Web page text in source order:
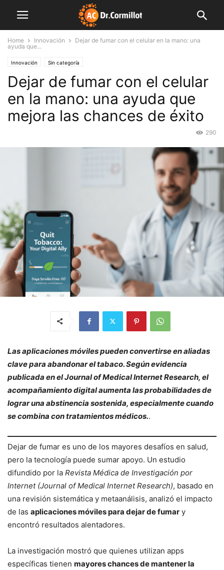
Home Innovación
Dejar de fumar con el celular en la mano: una
ayuda que...
Innovación Sin categoría
Dejar de fumar con el celular
en la mano: una ayuda que
mejora las chances de éxito
290
Las aplicaciones móviles pueden convertirse en aliadas
clave para abandonar el tabaco. Según evidencia
publicada en el Journal of Medical Internet Research, el
acompañamiento digital aumenta las probabilidades de
lograr una abstinencia sostenida, especialmente cuando
se combina con tratamientos médicos..
Dejar de fumar es uno de los mayores desafíos en salud,
pero la tecnología puede sumar apoyo. Un estudio
difundido por la Revista Médica de Investigación por
Internet (Journal of Medical Internet Research), basado en
una revisión sistemática y metaanálisis, analizó el impacto
de las aplicaciones móviles para dejar de fumar y
encontró resultados alentadores.
La investigación mostró que quienes utilizan apps
específicas tienen mayores chances de mantener la